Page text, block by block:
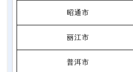
昭通市
丽江市
普洱市